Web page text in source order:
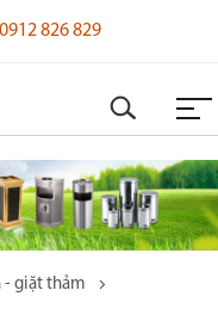
0912 826 829
- giặt thảm